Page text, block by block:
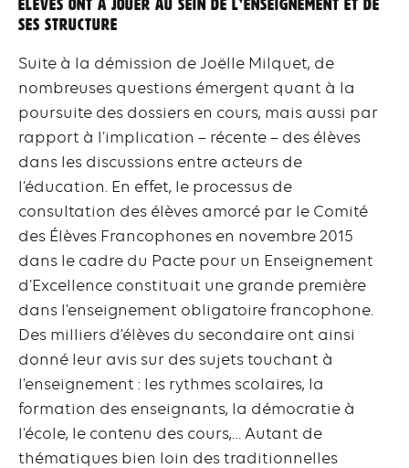
élèves ont à jouer au sein de l’enseignement et de
ses structure
Suite à la démission de Joëlle Milquet, de
nombreuses questions émergent quant à la
poursuite des dossiers en cours, mais aussi par
rapport à l’implication – récente – des élèves
dans les discussions entre acteurs de
l’éducation. En effet, le processus de
consultation des élèves amorcé par le Comité
des Élèves Francophones en novembre 2015
dans le cadre du Pacte pour un Enseignement
d’Excellence constituait une grande première
dans l’enseignement obligatoire francophone.
Des milliers d’élèves du secondaire ont ainsi
donné leur avis sur des sujets touchant à
l’enseignement : les rythmes scolaires, la
formation des enseignants, la démocratie à
l’école, le contenu des cours,… Autant de
thématiques bien loin des traditionnelles